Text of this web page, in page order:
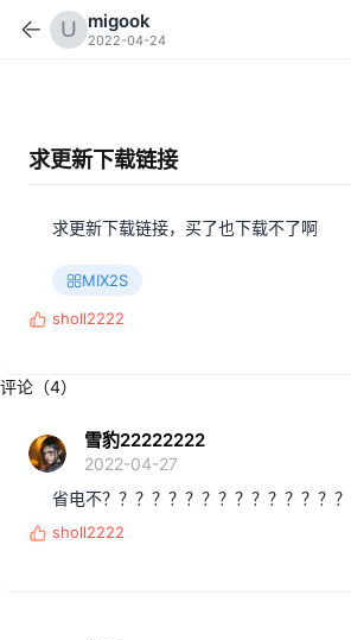
migook
2022-04-24
求更新下载链接
求更新下载链接，买了也下载不了啊
MIX2S
反 sholl2222
评论（4）
雪豹22222222
2022-04-27
省电不？？？？？？？？？？？？？？？
反 sholl2222